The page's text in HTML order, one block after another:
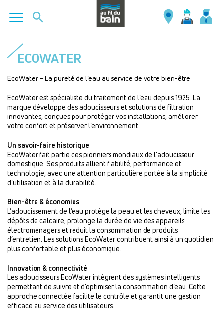
contenu
principal
ECOWATER
EcoWater – La pureté de l’eau au service de votre bien-être
EcoWater est spécialiste du traitement de l’eau depuis 1925. La
marque développe des adoucisseurs et solutions de filtration
innovantes, conçues pour protéger vos installations, améliorer
votre confort et préserver l’environnement.
Un savoir-faire historique
EcoWater fait partie des pionniers mondiaux de l’adoucisseur
domestique. Ses produits allient fiabilité, performance et
technologie, avec une attention particulière portée à la simplicité
d’utilisation et à la durabilité.
Bien-être & économies
L’adoucissement de l’eau protège la peau et les cheveux, limite les
dépôts de calcaire, prolonge la durée de vie des appareils
électroménagers et réduit la consommation de produits
d’entretien. Les solutions EcoWater contribuent ainsi à un quotidien
plus confortable et plus économique.
Innovation & connectivité
Les adoucisseurs EcoWater intègrent des systèmes intelligents
permettant de suivre et d’optimiser la consommation d’eau. Cette
approche connectée facilite le contrôle et garantit une gestion
efficace au service des utilisateurs.